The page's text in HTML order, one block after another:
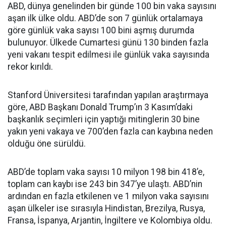
ABD, dünya genelinden bir günde 100 bin vaka sayısını
aşan ilk ülke oldu. ABD’de son 7 günlük ortalamaya
göre günlük vaka sayısı 100 bini aşmış durumda
bulunuyor. Ülkede Cumartesi günü 130 binden fazla
yeni vakanı tespit edilmesi ile günlük vaka sayısında
rekor kırıldı.
Stanford Üniversitesi tarafından yapılan araştırmaya
göre, ABD Başkanı Donald Trump’ın 3 Kasım’daki
başkanlık seçimleri için yaptığı mitinglerin 30 bine
yakın yeni vakaya ve 700’den fazla can kaybına neden
olduğu öne sürüldü.
ABD’de toplam vaka sayısı 10 milyon 198 bin 418’e,
toplam can kaybı ise 243 bin 347’ye ulaştı. ABD’nin
ardından en fazla etkilenen ve 1 milyon vaka sayısını
aşan ülkeler ise sırasıyla Hindistan, Brezilya, Rusya,
Fransa, İspanya, Arjantin, İngiltere ve Kolombiya oldu.